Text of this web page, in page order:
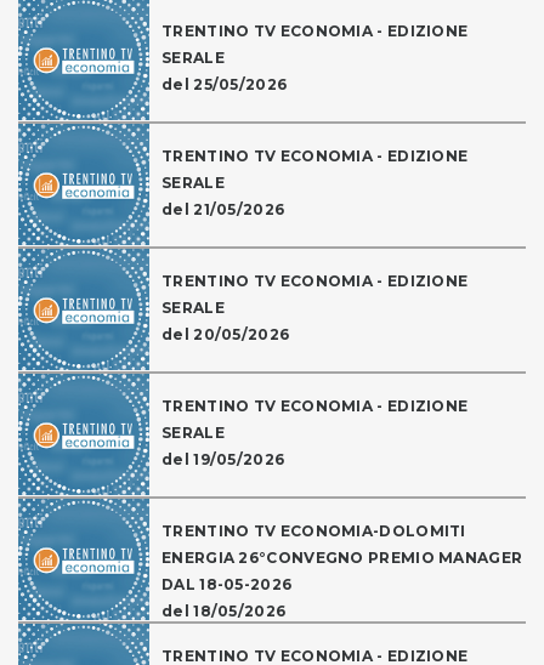
TRENTINO TV ECONOMIA - EDIZIONE
SERALE
del 25/05/2026
TRENTINO TV ECONOMIA - EDIZIONE
SERALE
del 21/05/2026
TRENTINO TV ECONOMIA - EDIZIONE
SERALE
del 20/05/2026
TRENTINO TV ECONOMIA - EDIZIONE
SERALE
del 19/05/2026
TRENTINO TV ECONOMIA-DOLOMITI
ENERGIA 26°CONVEGNO PREMIO MANAGER
DAL 18-05-2026
del 18/05/2026
TRENTINO TV ECONOMIA - EDIZIONE